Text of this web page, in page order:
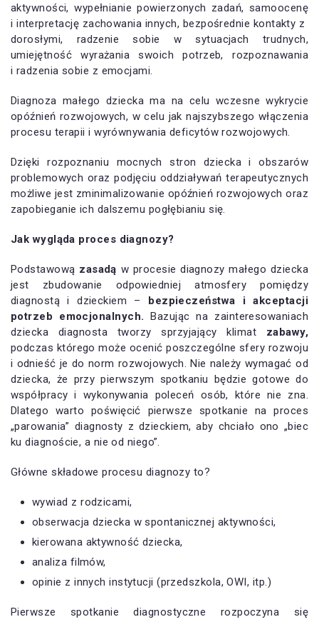
aktywności, wypełnianie powierzonych zadań, samoocenę
i interpretację zachowania innych, bezpośrednie kontakty z
dorosłymi, radzenie sobie w sytuacjach trudnych,
umiejętność wyrażania swoich potrzeb, rozpoznawania
i radzenia sobie z emocjami.
Diagnoza małego dziecka ma na celu wczesne wykrycie
opóźnień rozwojowych, w celu jak najszybszego włączenia
procesu terapii i wyrównywania deficytów rozwojowych.
Dzięki rozpoznaniu mocnych stron dziecka i obszarów
problemowych oraz podjęciu oddziaływań terapeutycznych
możliwe jest zminimalizowanie opóźnień rozwojowych oraz
zapobieganie ich dalszemu pogłębianiu się.
Jak wygląda proces diagnozy?
Podstawową zasadą w procesie diagnozy małego dziecka
jest zbudowanie odpowiedniej atmosfery pomiędzy
diagnostą i dzieckiem – bezpieczeństwa i akceptacji
potrzeb emocjonalnych. Bazując na zainteresowaniach
dziecka diagnosta tworzy sprzyjający klimat zabawy,
podczas którego może ocenić poszczególne sfery rozwoju
i odnieść je do norm rozwojowych. Nie należy wymagać od
dziecka, że przy pierwszym spotkaniu będzie gotowe do
współpracy i wykonywania poleceń osób, które nie zna.
Dlatego warto poświęcić pierwsze spotkanie na proces
„parowania” diagnosty z dzieckiem, aby chciało ono „biec
ku diagnoście, a nie od niego”.
Główne składowe procesu diagnozy to?
wywiad z rodzicami,
obserwacja dziecka w spontanicznej aktywności,
kierowana aktywność dziecka,
analiza filmów,
opinie z innych instytucji (przedszkola, OWI, itp.)
Pierwsze spotkanie diagnostyczne rozpoczyna się